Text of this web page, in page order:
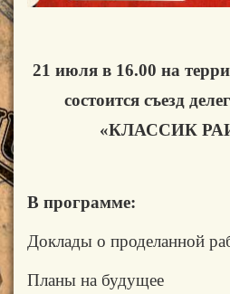
21 июля в 16.00 на
состоится съезд
«КЛАССИК
В программе:
Доклады о проделанной
Планы на будущее